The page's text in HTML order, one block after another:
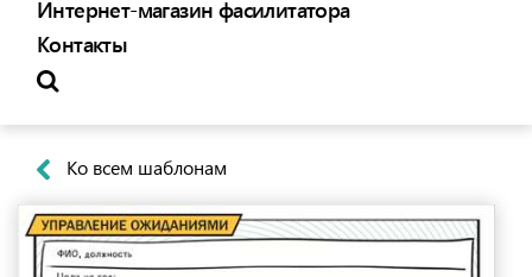
Интернет-магазин фасилитатора
Контакты
Ко всем шаблонам